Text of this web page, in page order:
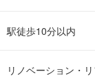
駅徒歩10分以内
リノベーション・